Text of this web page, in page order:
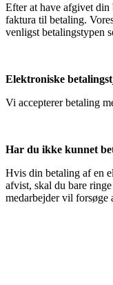
Efter at have afgivet din
faktura til betaling.
venligst betalingstypen
Elektroniske
Vi accepterer betaling
Har du ikke kunnet
Hvis din betaling af en
afvist, skal du bare
medarbejder vil forsøge